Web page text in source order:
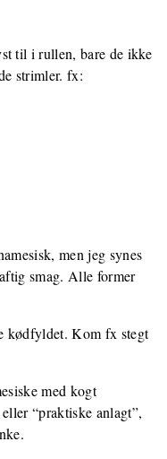
til i rullen, bare de ikke
strimler. fx:
men jeg synes
smag. Alle former
kødfyldet. Kom fx stegt
med kogt
“praktiske anlagt”,